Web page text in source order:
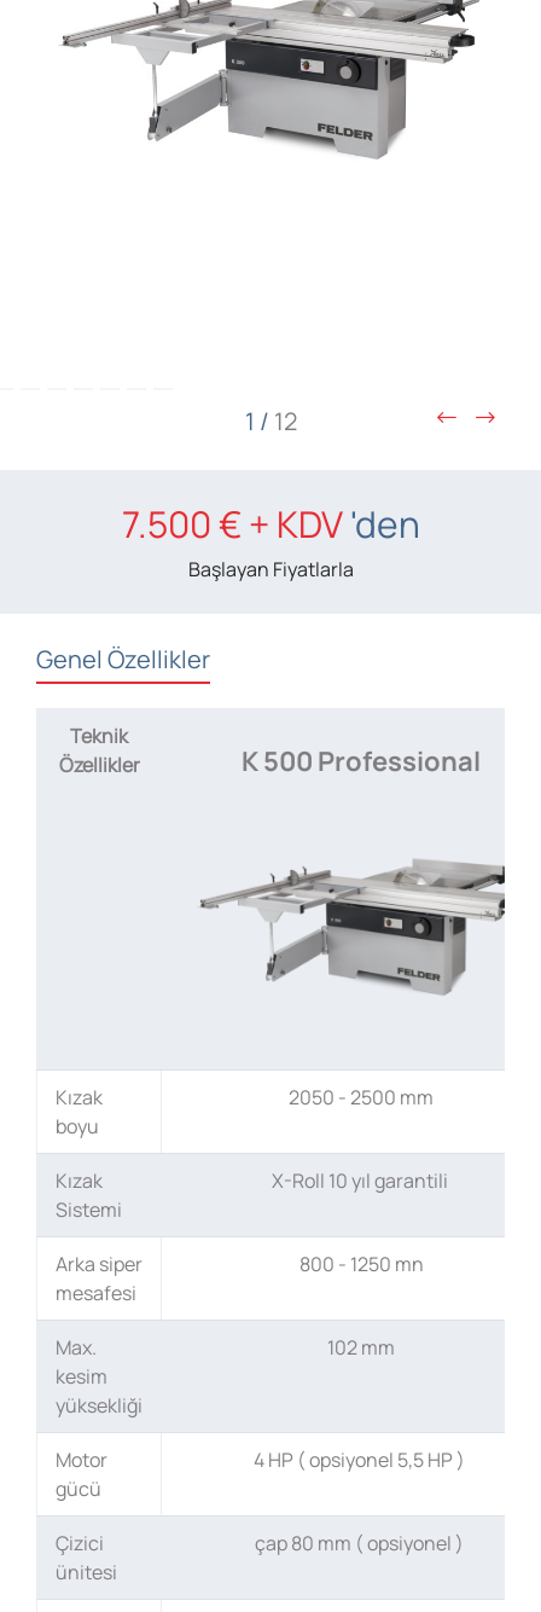
1 / 12
7.500 € + KDV'den
Başlayan Fiyatlarla
Genel Özellikler
Teknik
Özellikler
K 500 Professional
Kızak
boyu
2050 - 2500 mm
Kızak
Sistemi
X-Roll 10 yıl garantili
Arka siper
mesafesi
800 - 1250 mn
Max.
kesim
yüksekliği
102 mm
Motor
gücü
4 HP ( opsiyonel 5,5 HP )
Çizici
ünitesi
çap 80 mm ( opsiyonel )